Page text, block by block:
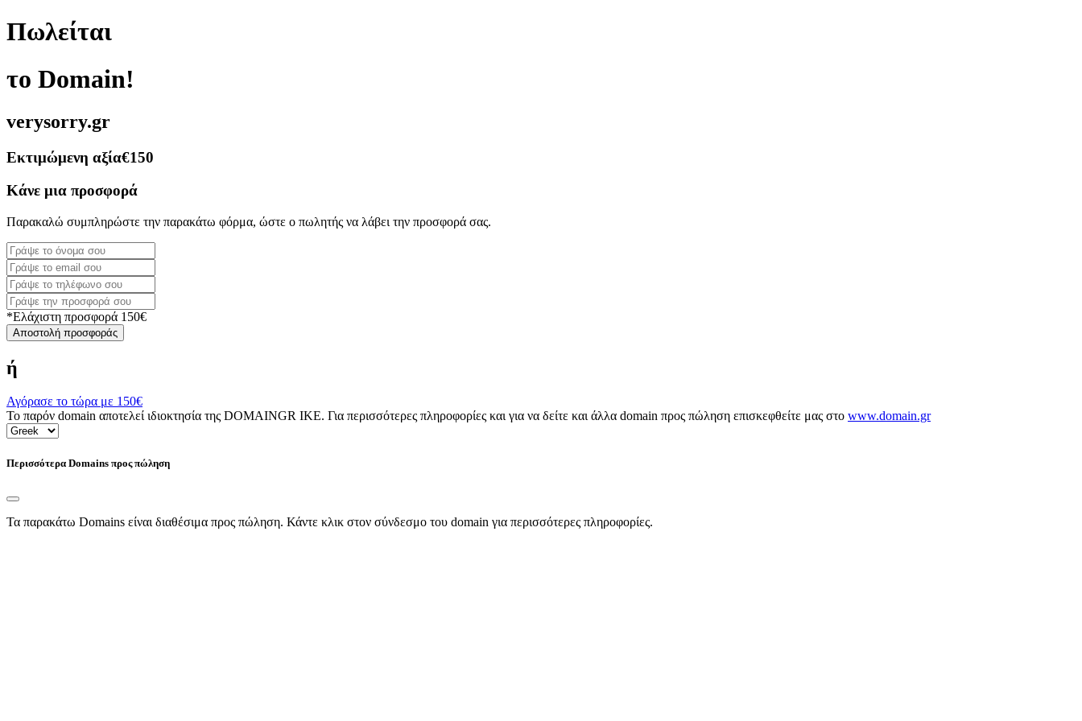
Πωλείται
το Domain!
verysorry.gr
Εκτιμώμενη αξία€150
Κάνε μια προσφορά
Παρακαλώ συμπληρώστε την παρακάτω φόρμα, ώστε ο πωλητής να λάβει την προσφορά σας.
*Ελάχιστη προσφορά 150€
Αποστολή προσφοράς
ή
Αγόρασε το τώρα με 150€
Το παρόν domain αποτελεί ιδιοκτησία της DOMAINGR ΙΚΕ. Για περισσότερες πληροφορίες και για να δείτε και άλλα domain προς πώληση επισκεφθείτε μας στο www.domain.gr
Περισσότερα Domains προς πώληση
Τα παρακάτω Domains είναι διαθέσιμα προς πώληση. Κάντε κλικ στον σύνδεσμο του domain για περισσότερες πληροφορίες.